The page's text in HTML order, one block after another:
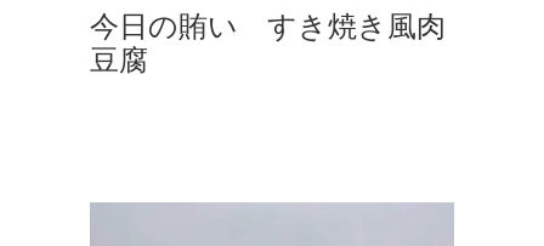
今日の賄い すき焼き風肉
豆腐